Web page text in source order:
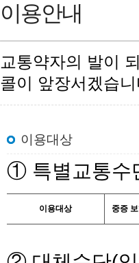
이용안내
교통약자의 발이
콜이 앞장서겠습
이용대상
① 특별교통수
이용대상 중증